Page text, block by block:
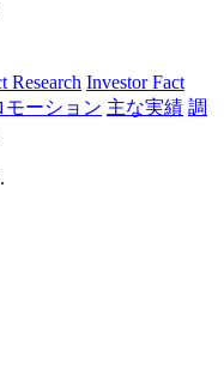
Research Investor Fact
モーション 主な実績 調